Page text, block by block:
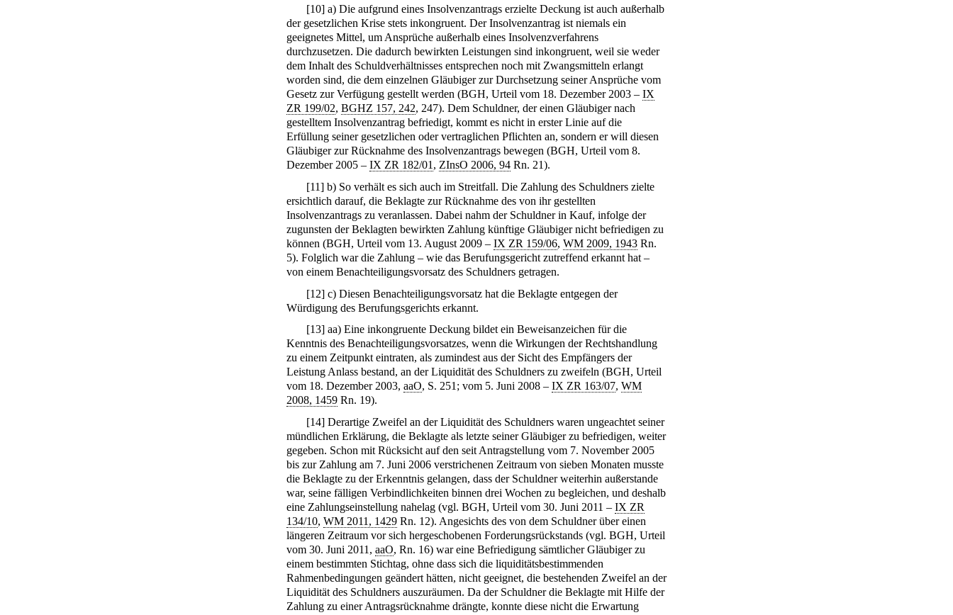
[10] a) Die aufgrund eines Insolvenzantrags erzielte Deckung ist auch außerhalb
der gesetzlichen Krise stets inkongruent. Der Insolvenzantrag ist niemals ein
geeignetes Mittel, um Ansprüche außerhalb eines Insolvenzverfahrens
durchzusetzen. Die dadurch bewirkten Leistungen sind inkongruent, weil sie weder
dem Inhalt des Schuldverhältnisses entsprechen noch mit Zwangsmitteln erlangt
worden sind, die dem einzelnen Gläubiger zur Durchsetzung seiner Ansprüche vom
Gesetz zur Verfügung gestellt werden (BGH, Urteil vom 18. Dezember 2003 – IX
ZR 199/02, BGHZ 157, 242, 247). Dem Schuldner, der einen Gläubiger nach
gestelltem Insolvenzantrag befriedigt, kommt es nicht in erster Linie auf die
Erfüllung seiner gesetzlichen oder vertraglichen Pflichten an, sondern er will diesen
Gläubiger zur Rücknahme des Insolvenzantrags bewegen (BGH, Urteil vom 8.
Dezember 2005 – IX ZR 182/01, ZInsO 2006, 94 Rn. 21).
[11] b) So verhält es sich auch im Streitfall. Die Zahlung des Schuldners zielte
ersichtlich darauf, die Beklagte zur Rücknahme des von ihr gestellten
Insolvenzantrags zu veranlassen. Dabei nahm der Schuldner in Kauf, infolge der
zugunsten der Beklagten bewirkten Zahlung künftige Gläubiger nicht befriedigen zu
können (BGH, Urteil vom 13. August 2009 – IX ZR 159/06, WM 2009, 1943 Rn.
5). Folglich war die Zahlung – wie das Berufungsgericht zutreffend erkannt hat –
von einem Benachteiligungsvorsatz des Schuldners getragen.
[12] c) Diesen Benachteiligungsvorsatz hat die Beklagte entgegen der
Würdigung des Berufungsgerichts erkannt.
[13] aa) Eine inkongruente Deckung bildet ein Beweisanzeichen für die
Kenntnis des Benachteiligungsvorsatzes, wenn die Wirkungen der Rechtshandlung
zu einem Zeitpunkt eintraten, als zumindest aus der Sicht des Empfängers der
Leistung Anlass bestand, an der Liquidität des Schuldners zu zweifeln (BGH, Urteil
vom 18. Dezember 2003, aaO, S. 251; vom 5. Juni 2008 – IX ZR 163/07, WM
2008, 1459 Rn. 19).
[14] Derartige Zweifel an der Liquidität des Schuldners waren ungeachtet seiner
mündlichen Erklärung, die Beklagte als letzte seiner Gläubiger zu befriedigen, weiter
gegeben. Schon mit Rücksicht auf den seit Antragstellung vom 7. November 2005
bis zur Zahlung am 7. Juni 2006 verstrichenen Zeitraum von sieben Monaten musste
die Beklagte zu der Erkenntnis gelangen, dass der Schuldner weiterhin außerstande
war, seine fälligen Verbindlichkeiten binnen drei Wochen zu begleichen, und deshalb
eine Zahlungseinstellung nahelag (vgl. BGH, Urteil vom 30. Juni 2011 – IX ZR
134/10, WM 2011, 1429 Rn. 12). Angesichts des von dem Schuldner über einen
längeren Zeitraum vor sich hergeschobenen Forderungsrückstands (vgl. BGH, Urteil
vom 30. Juni 2011, aaO, Rn. 16) war eine Befriedigung sämtlicher Gläubiger zu
einem bestimmten Stichtag, ohne dass sich die liquiditätsbestimmenden
Rahmenbedingungen geändert hätten, nicht geeignet, die bestehenden Zweifel an der
Liquidität des Schuldners auszuräumen. Da der Schuldner die Beklagte mit Hilfe der
Zahlung zu einer Antragsrücknahme drängte, konnte diese nicht die Erwartung